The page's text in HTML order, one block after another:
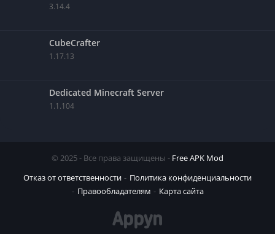
3.14.4
CubeCrafter
1.17.13
Dedicated Minecraft Server
1.1.104
© 2025 - Все права защищены - Free APK Mod
Отказ от ответственности
Политика конфиденциальности
Правообладателям
Карта сайта